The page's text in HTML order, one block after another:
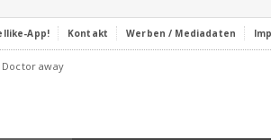
App! Kontakt Werben / Mediadaten
away